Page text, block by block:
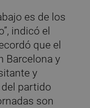
es de los
indicó el
que el
Barcelona y
y
partido
son